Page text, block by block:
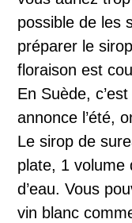
possible de les
préparer le
floraison est
En Suède,
annonce l’été,
Le sirop de
plate, 1 volume
d’eau. Vous
vin blanc